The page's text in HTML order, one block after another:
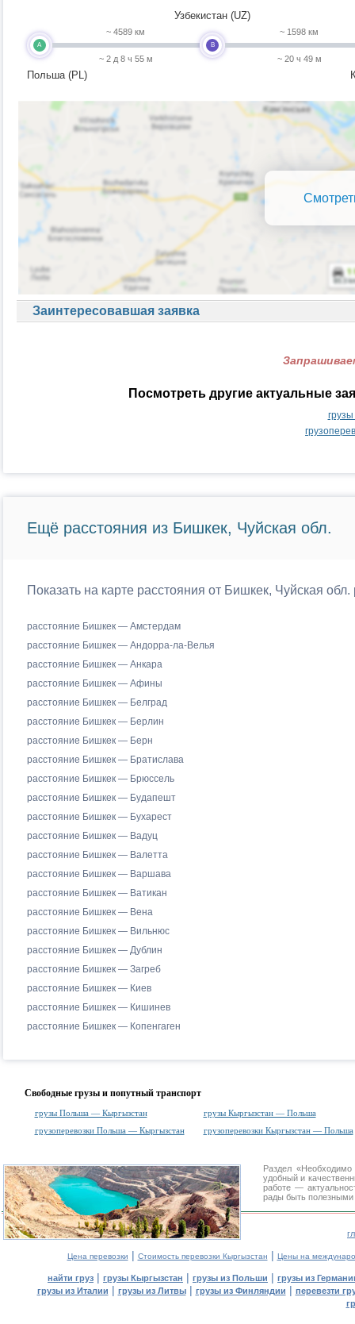
A
Польша (PL)
~ 4589 км
~ 2 д 8 ч 55 м
B
Узбекистан (UZ)
~ 1598 км
~ 20 ч 49 м
Заинтересовавшая заявка
Посмотреть другие актуальные
Ещё расстояния из Бишкек, Чуйская обл.
Показать на карте расстояния от Бишкек, Чуйская
расстояние Бишкек — Амстердам
расстояние Бишкек — Андорра-ла-Велья
расстояние Бишкек — Анкара
расстояние Бишкек — Афины
расстояние Бишкек — Белград
расстояние Бишкек — Берлин
расстояние Бишкек — Берн
расстояние Бишкек — Братислава
расстояние Бишкек — Брюссель
расстояние Бишкек — Будапешт
расстояние Бишкек — Бухарест
расстояние Бишкек — Вадуц
расстояние Бишкек — Валетта
расстояние Бишкек — Варшава
расстояние Бишкек — Ватикан
расстояние Бишкек — Вена
расстояние Бишкек — Вильнюс
расстояние Бишкек — Дублин
расстояние Бишкек — Загреб
расстояние Бишкек — Киев
расстояние Бишкек — Кишинев
расстояние Бишкек — Копенгаген
Свободные грузы и попутный транспорт
грузы Польша — Кыргызстан
грузы Кыргызстан — Польша
грузоперевозки Польша — Кыргызстан
грузоперевозки Кыргызстан — Польша
Раздел
удобный и
работе —
рады быть полезными
Цена перевозки | Стоимость перевозки Кыргызстан | Цены на
найти груз | грузы Кыргызстан | грузы из Польши | грузы из
грузы из Италии | грузы из Литвы| грузы из Финляндии | перевезти